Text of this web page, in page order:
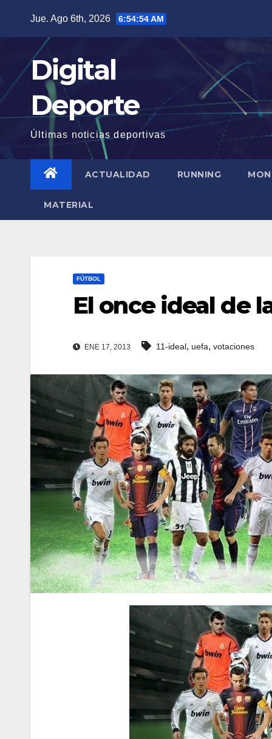
contenido
Jue. Ago 6th, 2026 6:54:55 AM
Digital
Deporte
Últimas noticias deportivas
ACTUALIDAD RUNNING
MATERIAL
FÚTBOL
El once ideal de
ENE 17, 2013 11-ideal, uefa, votaciones